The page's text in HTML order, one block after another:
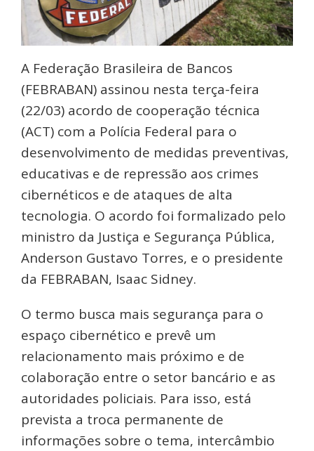
A Federação Brasileira de Bancos
(FEBRABAN) assinou nesta terça-feira
(22/03) acordo de cooperação técnica
(ACT) com a Polícia Federal para o
desenvolvimento de medidas preventivas,
educativas e de repressão aos crimes
cibernéticos e de ataques de alta
tecnologia. O acordo foi formalizado pelo
ministro da Justiça e Segurança Pública,
Anderson Gustavo Torres, e o presidente
da FEBRABAN, Isaac Sidney.
O termo busca mais segurança para o
espaço cibernético e prevê um
relacionamento mais próximo e de
colaboração entre o setor bancário e as
autoridades policiais. Para isso, está
prevista a troca permanente de
informações sobre o tema, intercâmbio